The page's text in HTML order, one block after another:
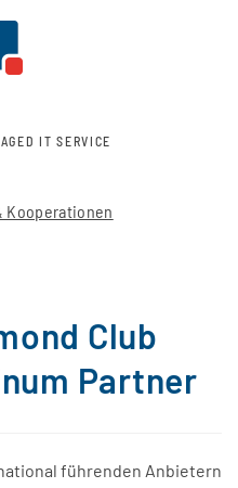
IT SERVICE
Kooperationen
Club
Partner
führenden Anbietern